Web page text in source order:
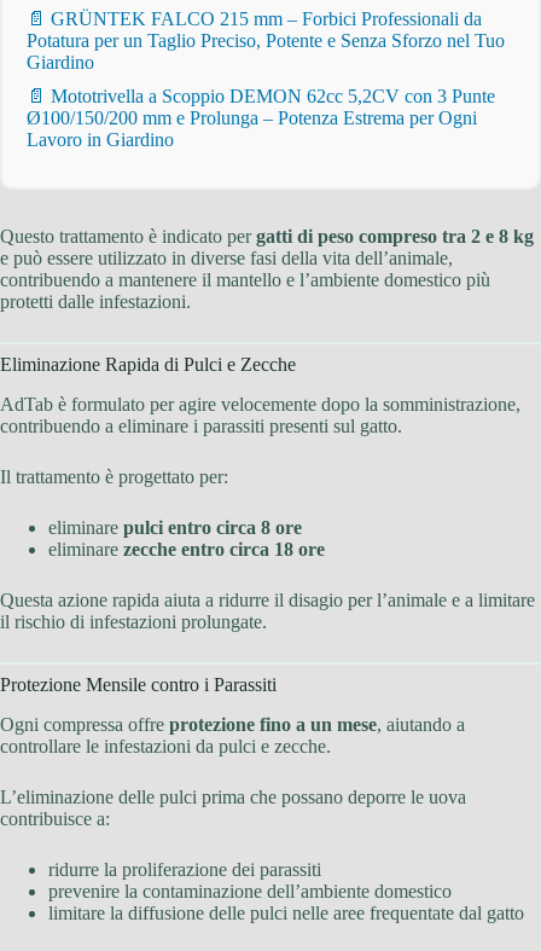
📄 GRÜNTEK FALCO 215 mm – Forbici Professionali da
Potatura per un Taglio Preciso, Potente e Senza Sforzo nel Tuo
Giardino
📄 Mototrivella a Scoppio DEMON 62cc 5,2CV con 3 Punte
Ø100/150/200 mm e Prolunga – Potenza Estrema per Ogni
Lavoro in Giardino
Questo trattamento è indicato pergatti di peso compreso tra 2 e 8 kg
e può essere utilizzato in diverse fasi della vita dell’animale,
contribuendo a mantenere il mantello e l’ambiente domestico più
protetti dalle infestazioni.
Eliminazione Rapida di Pulci e Zecche
AdTab è formulato per agire velocemente dopo la somministrazione,
contribuendo a eliminare i parassiti presenti sul gatto.
Il trattamento è progettato per:
eliminare pulci entro circa 8 ore
eliminare zecche entro circa 18 ore
Questa azione rapida aiuta a ridurre il disagio per l’animale e a limitare
il rischio di infestazioni prolungate.
Protezione Mensile contro i Parassiti
Ogni compressa offre protezione fino a un mese, aiutando a
controllare le infestazioni da pulci e zecche.
L’eliminazione delle pulci prima che possano deporre le uova
contribuisce a:
ridurre la proliferazione dei parassiti
prevenire la contaminazione dell’ambiente domestico
limitare la diffusione delle pulci nelle aree frequentate dal gatto